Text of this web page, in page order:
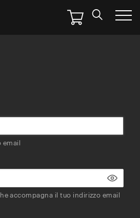
accompagna il tuo indirizzo email